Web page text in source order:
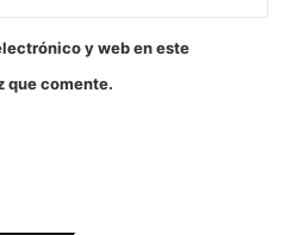
y web en este
que comente.